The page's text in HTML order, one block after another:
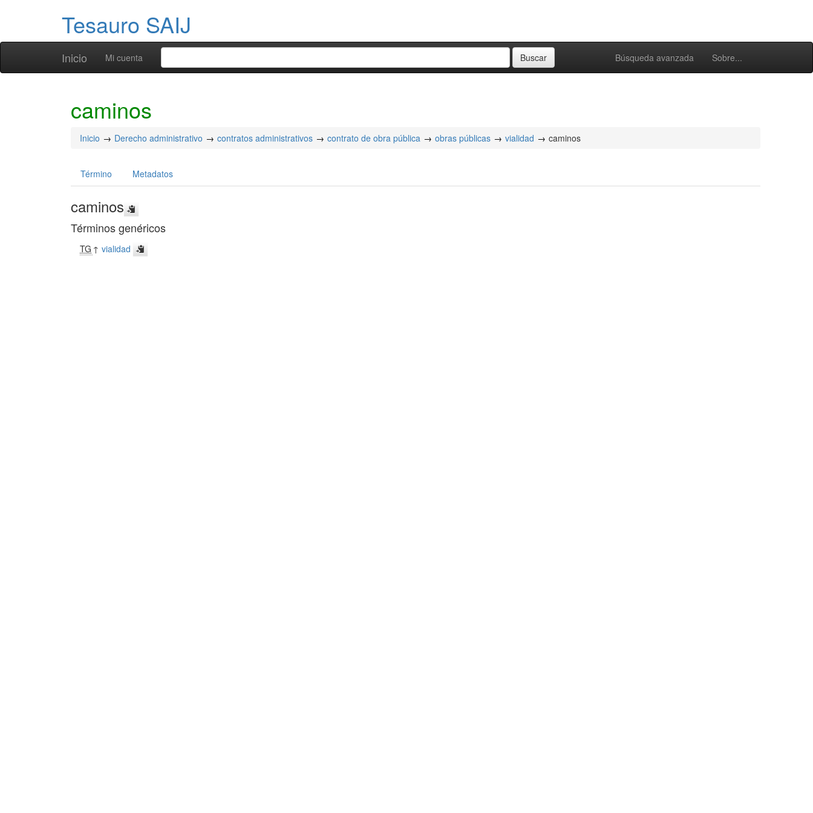
Tesauro SAIJ
Inicio Búsqueda avanzada Sobre...
Mi cuenta
caminos
Inicio Derecho administrativo contratos administrativos contrato de obra pública obras públicas vialidad caminos
Término Metadatos
caminos
Términos genéricos
TG ↑vialidad